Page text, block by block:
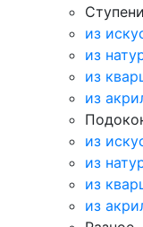
Ступени
из
из
из
из
из
из
из
из